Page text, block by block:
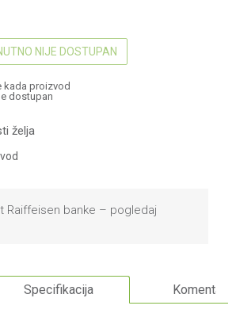
NIJE DOSTUPAN
kada proizvod
dostupan
želja
Raiffeisen banke – pogledaj
Specifikacija Komentari